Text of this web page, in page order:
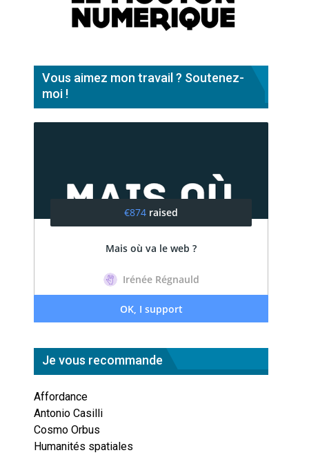
Vous aimez mon travail ? Soutenez-
moi !
Je vous recommande
Affordance
Antonio Casilli
Cosmo Orbus
Humanités spatiales